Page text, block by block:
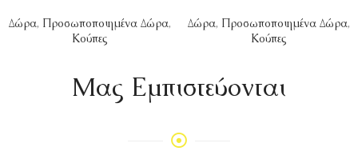
Δώρα, Προσωποποιημένα Δώρα,
Κούπες
Δώρα, Προσωποποιημένα Δώρα,
Κούπες
Mας Εμπιστεύονται